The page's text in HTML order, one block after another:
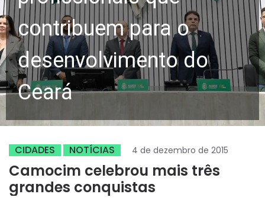
contribuem para o
desenvolvimento do
Ceará
CIDADES NOTÍCIAS 4 de dezembro de 2015
Camocim celebrou mais três
grandes conquistas